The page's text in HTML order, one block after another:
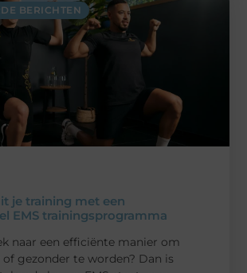
BERICHTEN
je training met een
EMS trainingsprogramma
naar een efficiënte manier om
gezonder te worden? Dan is